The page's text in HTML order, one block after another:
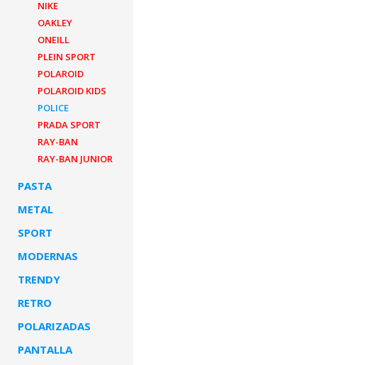
NIKE
OAKLEY
ONEILL
PLEIN SPORT
POLAROID
POLAROID KIDS
POLICE
PRADA SPORT
RAY-BAN
RAY-BAN JUNIOR
PASTA
METAL
SPORT
MODERNAS
TRENDY
RETRO
POLARIZADAS
PANTALLA